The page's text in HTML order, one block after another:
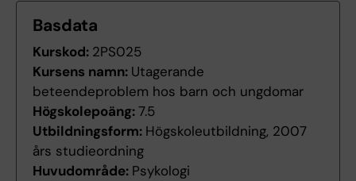
Basdata
Kurskod: 2PS025
Kursens namn: Utagerande
beteendeproblem hos barn och ungdomar
Högskolepoäng:7.5
Utbildningsform: Högskoleutbildning, 2007
års studieordning
Huvudområde: Psykologi